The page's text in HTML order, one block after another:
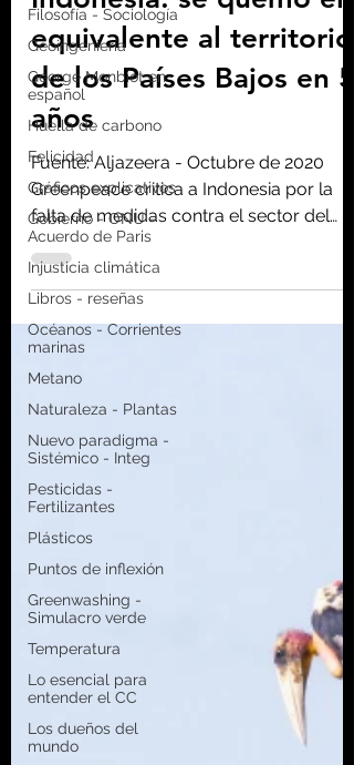
Filosofía - Sociología
Geoingeniería
George Monbiot en
español
Huella de carbono
Felicidad
Gráficos explicativos
Gobierno - ONU -
Acuerdo de Paris
Injusticia climática
Libros - reseñas
Océanos - Corrientes
marinas
Metano
Naturaleza - Plantas
Nuevo paradigma -
Sistémico - Integ
Pesticidas -
Fertilizantes
Plásticos
Puntos de inflexión
Greenwashing -
Simulacro verde
Temperatura
Lo esencial para
entender el CC
Los dueños del
mundo
17 nov 2020
3 min de lectura
Indonesia: se quemó el
equivalente al territorio
de los Países Bajos en 5
años
Fuente: Aljazeera - Octubre de 2020
Greenpeace critica a Indonesia por la
falta de medidas contra el sector del
aceite de palma, ya que...